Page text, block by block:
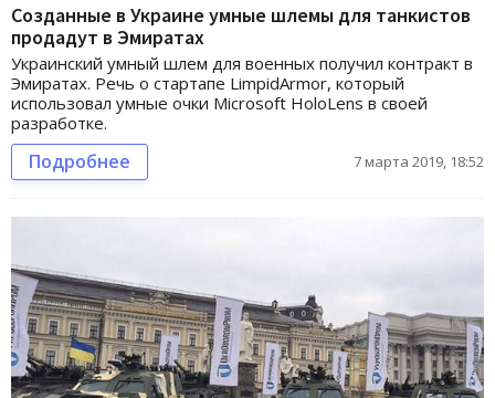
Созданные в Украине умные шлемы для танкистов
продадут в Эмиратах
Украинский умный шлем для военных получил контракт в
Эмиратах. Речь о стартапе LimpidArmor, который
использовал умные очки Microsoft HoloLens в своей
разработке.
Подробнее 7 марта 2019, 18:52